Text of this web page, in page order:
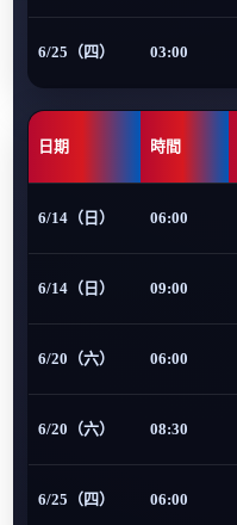
6/25（四） 03:00
日期 時間
6/14（日） 06:00
6/14（日） 09:00
6/20（六） 06:00
6/20（六） 08:30
6/25（四） 06:00